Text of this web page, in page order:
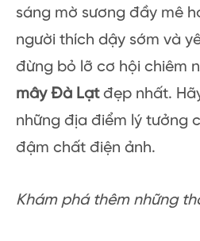
sáng mờ sương đầy mê
người thích dậy sớm và
đừng bỏ lỡ cơ hội chiêm
mây Đà Lạtđẹp nhất.
những địa điểm lý tưởng
đậm chất điện ảnh.
Khám phá thêm những